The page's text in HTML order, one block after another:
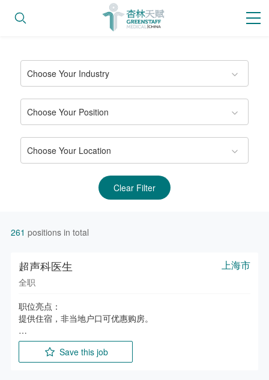
Choose Your Industry
Choose Your Position
Choose Your Location
Clear Filter
261 positions in total
超声科医生
全职
上海市
职位亮点：
提供住宿，非当地户口可优惠购房。
职位描述：
1.熟练掌握超声医学技术的临床诊断。
2.负责多学科临床常见病的超声检查，独立进行超声扫描，对
Save this job